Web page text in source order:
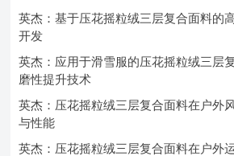
英杰：基于压花摇粒绒三层复合面料的
开发
英杰：应用于滑雪服的压花摇粒绒三层
磨性提升技术
英杰：压花摇粒绒三层复合面料在户外
与性能
英杰：压花摇粒绒三层复合面料在户外